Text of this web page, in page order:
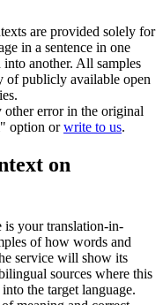
are provided solely for
in a sentence in one
another. All samples
of publicly available open
error in the original
option orwrite to us.
on
is your translation-in-
of how words and
service will show its
sources where this
the target language.